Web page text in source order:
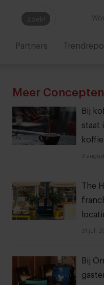
Zoek!
Partners
Meer Concepten
Bij
staat
3
The
31 juli
Bij